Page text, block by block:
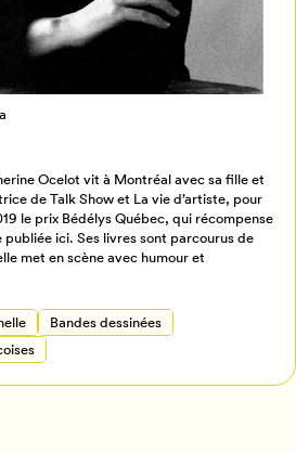
Ocelot vit à Montréal avec sa fille et
de Talk Show et La vie d’artiste, pour
le prix Bédélys Québec, qui récompense
publiée ici. Ses livres sont parcourus de
met en scène avec humour et
Bandes dessinées
vos favoris,
ou créez votre profil
Mon Salon
un profil
Annuler